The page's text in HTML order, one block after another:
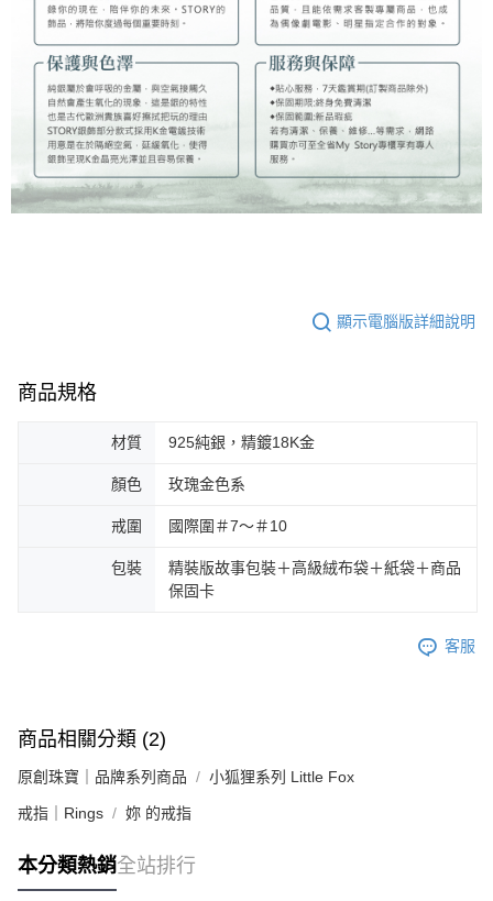
顯示電腦版詳細說明
商品規格
材質 925純銀，精鍍18K金
顏色 玫瑰金色系
戒圍 國際圍＃7～＃10
包裝
精裝版故事包裝＋高級絨布袋＋紙袋＋商品
保固卡
客服
商品相關分類 (2)
原創珠寶｜品牌系列商品 小狐狸系列 Little Fox
戒指｜Rings 妳 的戒指
本分類熱銷全站排行